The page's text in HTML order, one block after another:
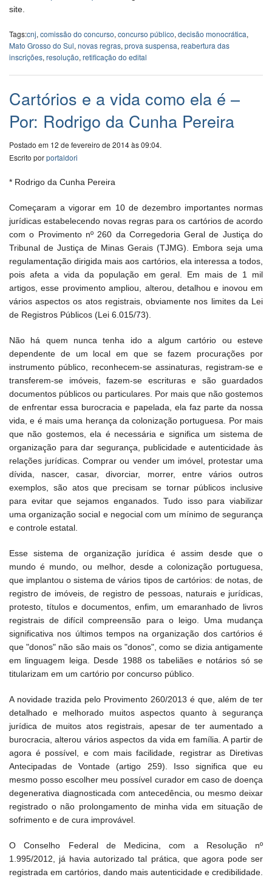
site.
Tags:cnj, comissão do concurso, concurso público, decisão monocrática,
Mato Grosso do Sul, novas regras, prova suspensa, reabertura das
inscrições, resolução, retificação do edital
Cartórios e a vida como ela é –
Por: Rodrigo da Cunha Pereira
Postado em 12 de fevereiro de 2014 às 09:04.
Escrito porportaldori
* Rodrigo da Cunha Pereira
Começaram a vigorar em 10 de dezembro importantes normas
jurídicas estabelecendo novas regras para os cartórios de acordo
com o Provimento nº 260 da Corregedoria Geral de Justiça do
Tribunal de Justiça de Minas Gerais (TJMG). Embora seja uma
regulamentação dirigida mais aos cartórios, ela interessa a todos,
pois afeta a vida da população em geral. Em mais de 1 mil
artigos, esse provimento ampliou, alterou, detalhou e inovou em
vários aspectos os atos registrais, obviamente nos limites da Lei
de Registros Públicos (Lei 6.015/73).
Não há quem nunca tenha ido a algum cartório ou esteve
dependente de um local em que se fazem procurações por
instrumento público, reconhecem-se assinaturas, registram-se e
transferem-se imóveis, fazem-se escrituras e são guardados
documentos públicos ou particulares. Por mais que não gostemos
de enfrentar essa burocracia e papelada, ela faz parte da nossa
vida, e é mais uma herança da colonização portuguesa. Por mais
que não gostemos, ela é necessária e significa um sistema de
organização para dar segurança, publicidade e autenticidade às
relações jurídicas. Comprar ou vender um imóvel, protestar uma
dívida, nascer, casar, divorciar, morrer, entre vários outros
exemplos, são atos que precisam se tornar públicos inclusive
para evitar que sejamos enganados. Tudo isso para viabilizar
uma organização social e negocial com um mínimo de segurança
e controle estatal.
Esse sistema de organização jurídica é assim desde que o
mundo é mundo, ou melhor, desde a colonização portuguesa,
que implantou o sistema de vários tipos de cartórios: de notas, de
registro de imóveis, de registro de pessoas, naturais e jurídicas,
protesto, títulos e documentos, enfim, um emaranhado de livros
registrais de difícil compreensão para o leigo. Uma mudança
significativa nos últimos tempos na organização dos cartórios é
que "donos" não são mais os "donos", como se dizia antigamente
em linguagem leiga. Desde 1988 os tabeliães e notários só se
titularizam em um cartório por concurso público.
A novidade trazida pelo Provimento 260/2013 é que, além de ter
detalhado e melhorado muitos aspectos quanto à segurança
jurídica de muitos atos registrais, apesar de ter aumentado a
burocracia, alterou vários aspectos da vida em família. A partir de
agora é possível, e com mais facilidade, registrar as Diretivas
Antecipadas de Vontade (artigo 259). Isso significa que eu
mesmo posso escolher meu possível curador em caso de doença
degenerativa diagnosticada com antecedência, ou mesmo deixar
registrado o não prolongamento de minha vida em situação de
sofrimento e de cura improvável.
O Conselho Federal de Medicina, com a Resolução nº
1.995/2012, já havia autorizado tal prática, que agora pode ser
registrada em cartórios, dando mais autenticidade e credibilidade.